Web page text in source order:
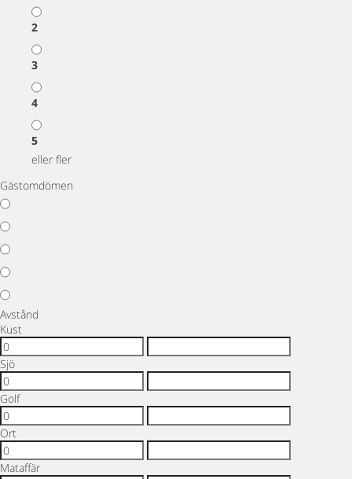
2
3
4
5
eller fler
Gästomdömen
Avstånd
Kust
Sjö
Golf
Ort
Mataffär